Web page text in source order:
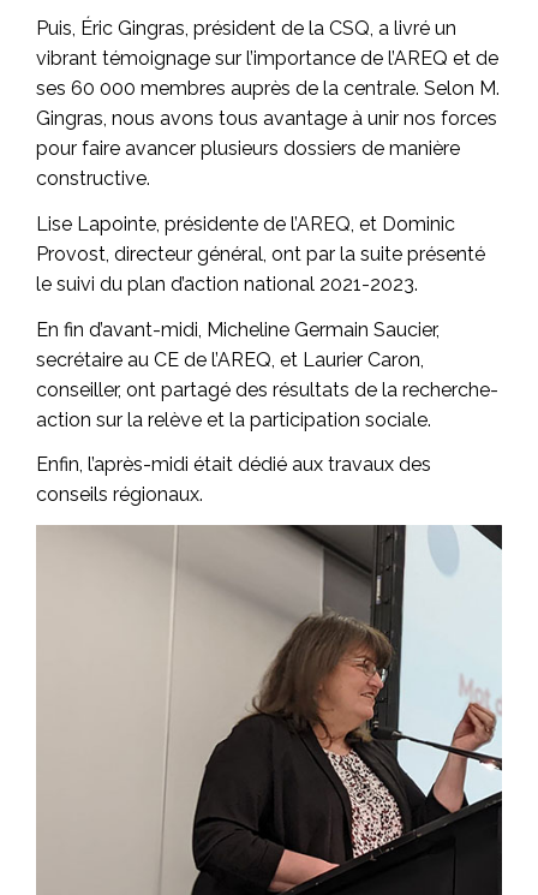
Puis, Éric Gingras, président de la CSQ, a livré un
vibrant témoignage sur l’importance de l’AREQ et de
ses 60 000 membres auprès de la centrale. Selon M.
Gingras, nous avons tous avantage à unir nos forces
pour faire avancer plusieurs dossiers de manière
constructive.
Lise Lapointe, présidente de l’AREQ, et Dominic
Provost, directeur général, ont par la suite présenté
le suivi du plan d’action national 2021-2023.
En fin d’avant-midi, Micheline Germain Saucier,
secrétaire au CE de l’AREQ, et Laurier Caron,
conseiller, ont partagé des résultats de la recherche-
action sur la relève et la participation sociale.
Enfin, l’après-midi était dédié aux travaux des
conseils régionaux.